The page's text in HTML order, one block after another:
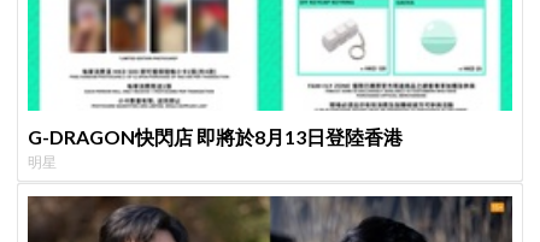
G-DRAGON快閃店 即將於8月13日登陸香港
明星